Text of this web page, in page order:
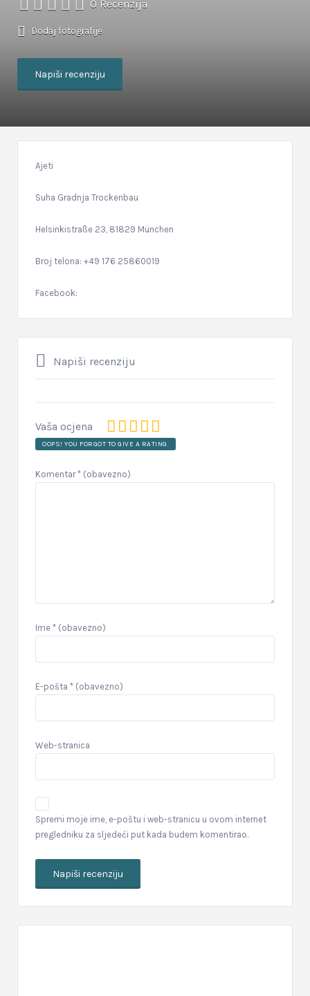
0 Recenzija
Dodaj fotografije
Napiši recenziju
Ajeti
Suha Gradnja Trockenbau
Helsinkistraße 23, 81829 München
Broj telona: +49 176 25860019
Facebook:
Napiši recenziju
Vaša ocjena
OOPS! YOU FORGOT TO GIVE A RATING.
Komentar* (obavezno)
Ime * (obavezno)
E-pošta * (obavezno)
Web-stranica
Spremi moje ime, e-poštu i web-stranicu u ovom internet
pregledniku za sljedeći put kada budem komentirao.